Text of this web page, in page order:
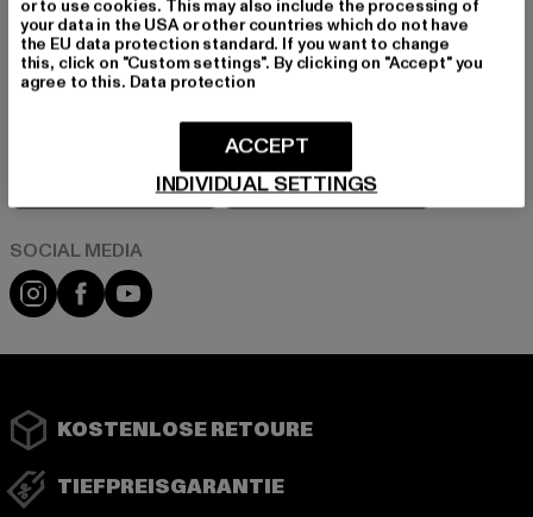
Informationen dazu, wie DefShop mit Deinen Daten umgeht, findest Du
in unserer Datenschutzerklärung. Du kannst Dich jederzeit kostenfei
abmelden.Datenschutzerklärung lesen.
Instagram
FacebookYouTube
KOSTENLOSE RETOURE
TIEFPREISGARANTIE
or to use cookies. This may also include the processing of
your data in the USA or other countries which do not have
the EU data protection standard. If you want to change
this, click on "Custom settings". By clicking on "Accept" you
agree to this. Data protection
INDIVIDUAL SETTINGS
ACCEPT